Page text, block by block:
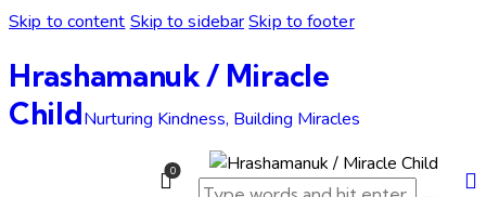
Skip to content Skip to sidebarSkip to footer
Hrashamanuk / Miracle
ChildNurturing Kindness, Building Miracles
0